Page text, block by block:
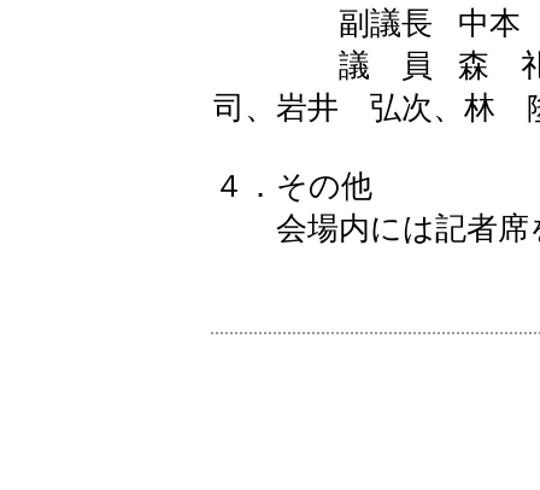
副議長 中本
議 員 森 礼子
司、岩井 弘次、
４．その他
会場内には記者席